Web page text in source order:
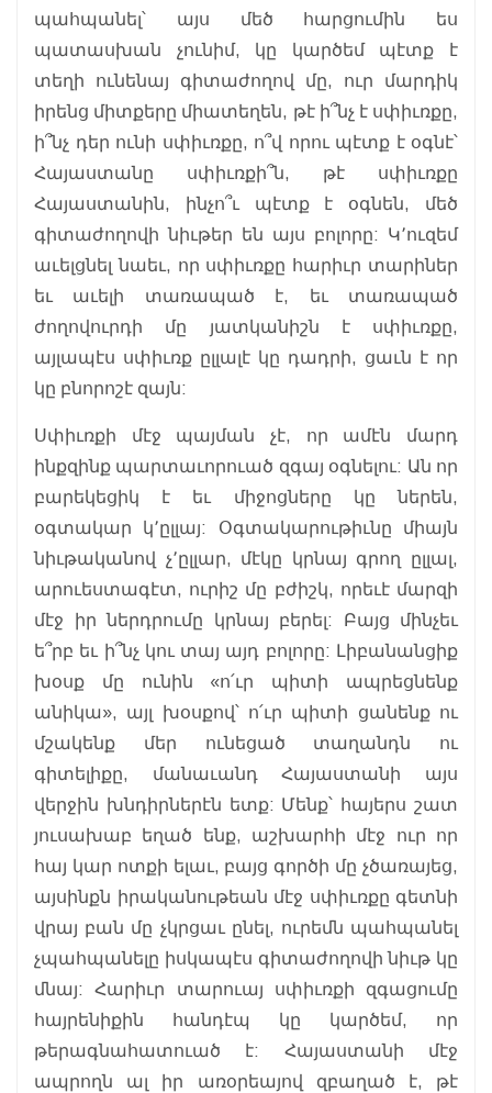
պահպանել՝ այս մեծ հարցումին ես
պատասխան չունիմ, կը կարծեմ պէտք է
տեղի ունենայ գիտաժողով մը, ուր մարդիկ
իրենց միտքերը միատեղեն, թէ ի՞նչ է սփիւռքը,
ի՞նչ դեր ունի սփիւռքը, ո՞վ որու պէտք է օգնէ՝
Հայաստանը սփիւռքի՞ն, թէ սփիւռքը
Հայաստանին, ինչո՞ւ պէտք է օգնեն, մեծ
գիտաժողովի նիւթեր են այս բոլորը: Կ՚ուզեմ
աւելցնել նաեւ, որ սփիւռքը հարիւր տարիներ
եւ աւելի տառապած է, եւ տառապած
ժողովուրդի մը յատկանիշն է սփիւռքը,
այլապէս սփիւռք ըլլալէ կը դադրի, ցաւն է որ
կը բնորոշէ զայն:
Սփիւռքի մէջ պայման չէ, որ ամէն մարդ
ինքզինք պարտաւորուած զգայ օգնելու: Ան որ
բարեկեցիկ է եւ միջոցները կը ներեն,
օգտակար կ՚ըլլայ: Օգտակարութիւնը միայն
նիւթականով չ՚ըլլար, մէկը կրնայ գրող ըլլալ,
արուեստագէտ, ուրիշ մը բժիշկ, որեւէ մարզի
մէջ իր ներդրումը կրնայ բերել: Բայց մինչեւ
ե՞րբ եւ ի՞նչ կու տայ այդ բոլորը: Լիբանանցիք
խօսք մը ունին «ո՛ւր պիտի ապրեցնենք
անիկա», այլ խօսքով՝ ո՛ւր պիտի ցանենք ու
մշակենք մեր ունեցած տաղանդն ու
գիտելիքը, մանաւանդ Հայաստանի այս
վերջին խնդիրներէն ետք: Մենք՝ հայերս շատ
յուսախաբ եղած ենք, աշխարհի մէջ ուր որ
հայ կար ոտքի ելաւ, բայց գործի մը չծառայեց,
այսինքն իրականութեան մէջ սփիւռքը գետնի
վրայ բան մը չկրցաւ ընել, ուրեմն պահպանել
չպահպանելը իսկապէս գիտաժողովի նիւթ կը
մնայ: Հարիւր տարուայ սփիւռքի զգացումը
հայրենիքին հանդէպ կը կարծեմ, որ
թերագնահատուած է: Հայաստանի մէջ
ապրողն ալ իր առօրեայով զբաղած է, թէ